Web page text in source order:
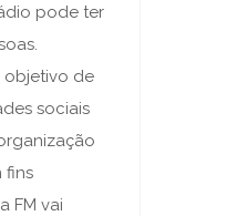
pode ter
objetivo de
sociais
fins
FM vai